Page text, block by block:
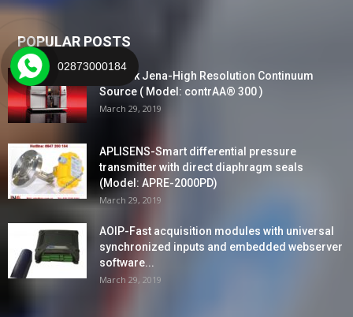
POPULAR POSTS
Analytik Jena-High Resolution Continuum
Source ( Model: contrAA® 300 )
March 29, 2019
APLISENS-Smart differential pressure
transmitter with direct diaphragm seals
(Model: APRE-2000PD)
March 29, 2019
AOIP-Fast acquisition modules with universal
synchronized inputs and embedded webserver
software...
March 29, 2019
02873000184